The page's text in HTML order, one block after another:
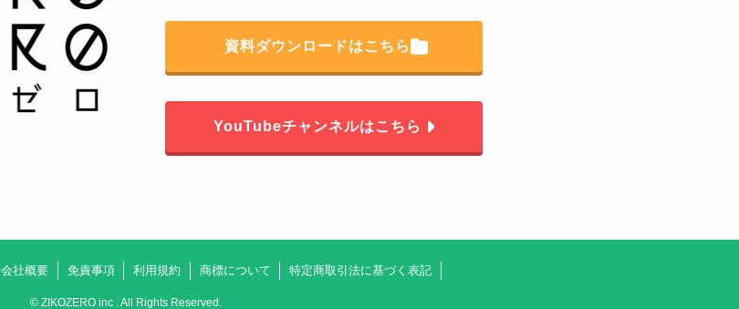
資料ダウンロードはこちら
YouTubeチャンネルはこちら
会社概要 免責事項 利用規約 商標について 特定商取引法に基づく表記
© ZIKOZERO inc . All Rights Reserved.